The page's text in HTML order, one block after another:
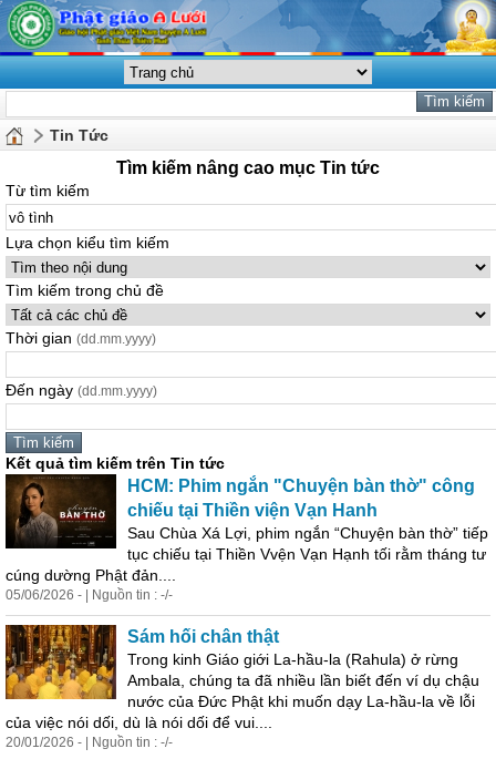
Tin Tức
Tìm kiếm nâng cao mục Tin tức
Từ tìm kiếm
Lựa chọn kiểu tìm kiếm
Tìm kiếm trong chủ đề
Thời gian (dd.mm.yyyy)
Đến ngày (dd.mm.yyyy)
Kết quả tìm kiếm trên Tin tức
HCM: Phim ngắn "Chuyện bàn thờ" công
chiếu tại Thiền viện Vạn Hanh
Sau Chùa Xá Lợi, phim ngắn “Chuyện bàn thờ” tiếp
tục chiếu tại Thiền Vvện Vạn Hạnh tối rằm tháng tư
cúng dường Phật đản....
05/06/2026 - | Nguồn tin : -/-
Sám hối chân thật
Trong kinh Giáo giới La-hầu-la (Rahula) ở rừng
Ambala, chúng ta đã nhiều lần biết đến ví dụ chậu
nước của Đức Phật khi muốn dạy La-hầu-la về lỗi
của việc nói dối, dù là nói dối để vui....
20/01/2026 - | Nguồn tin : -/-